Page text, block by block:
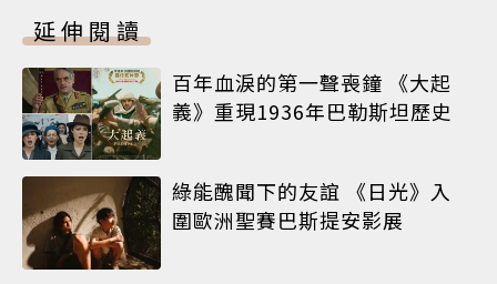
延伸閱讀
百年血淚的第一聲喪鐘 《大起
義》重現1936年巴勒斯坦歷史
綠能醜聞下的友誼 《日光》入
圍歐洲聖賽巴斯提安影展